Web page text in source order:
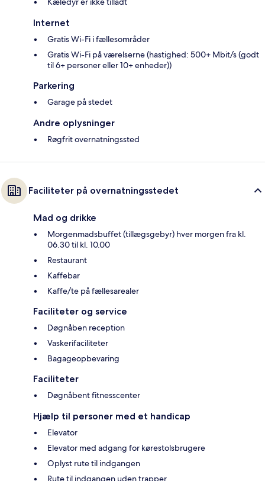
Internet
Gratis Wi-Fi i fællesområder
Gratis Wi-Fi på værelserne (hastighed: 500+ Mbit/s (godt
til 6+ personer eller 10+ enheder))
Parkering
Garage på stedet
Andre oplysninger
Røgfrit overnatningssted
Faciliteter på overnatningsstedet
Mad og drikke
Morgenmadsbuffet (tillægsgebyr) hver morgen fra kl.
06.30 til kl. 10.00
Restaurant
Kaffebar
Kaffe/te på fællesarealer
Faciliteter og service
Døgnåben reception
Vaskerifaciliteter
Bagageopbevaring
Faciliteter
Døgnåbent fitnesscenter
Hjælp til personer med et handicap
Elevator
Elevator med adgang for kørestolsbrugere
Oplyst rute til indgangen
Rute til indgangen uden trapper